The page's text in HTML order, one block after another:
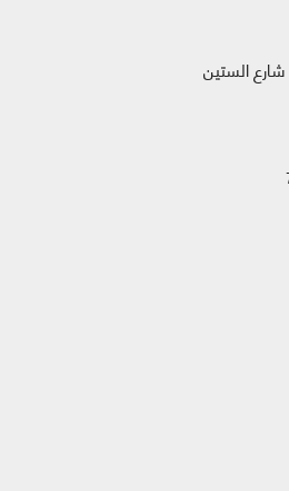
الستين